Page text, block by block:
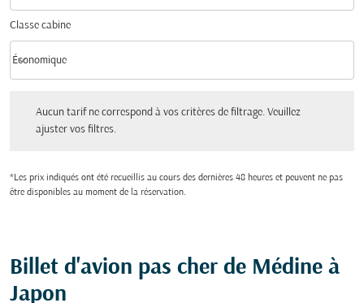
Classe cabine
Classe cabine option Économique Selected
Économique
keyboard_arrow_down
Aucun tarif ne correspond à vos critères de filtrage. Veuillez
ajuster vos filtres.
*Les prix indiqués ont été recueillis au cours des dernières 48 heures et peuvent ne pas
être disponibles au moment de la réservation.
Billet d'avion pas cher de Médine à
Japon